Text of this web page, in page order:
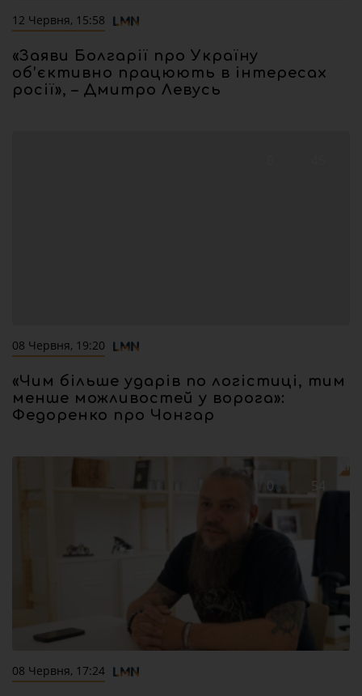
12 Червня, 15:58
«Заяви Болгарії про Україну
об’єктивно працюють в інтересах
росії», – Дмитро Левусь
08 Червня, 19:20
«Чим більше ударів по логістиці, тим
менше можливостей у ворога»:
Федоренко про Чонгар
0 54
08 Червня, 17:24